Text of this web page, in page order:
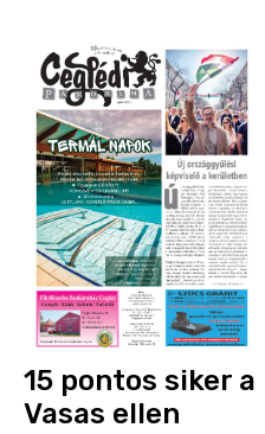
15 pontos siker a
Vasas ellen